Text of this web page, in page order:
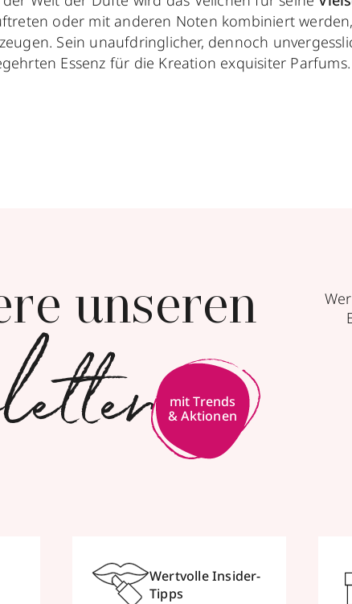
oder mit anderen Noten kombiniert
Sein unaufdringlicher, dennoch
Essenz für die Kreation exquisiter Parfums.
unseren
mit Trends
& Aktionen
Wertvolle Insider-
Tipps